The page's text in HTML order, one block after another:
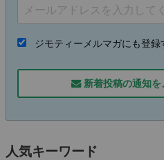
ジモティーメルマガにも登録
新着投稿の通知を
人気キーワード